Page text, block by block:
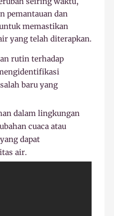
pemantauan dan
memastikan
yang telah diterapkan.
rutin terhadap
baru yang
dalam lingkungan
cuaca atau
dapat
air.